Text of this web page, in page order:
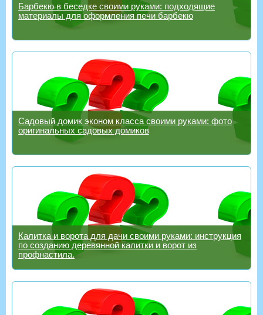
Барбекю в беседке своими руками: подходящие
материалы для оформления печи барбекю
Садовый домик эконом класса своими руками: фото
оригинальных садовых домиков
Калитка и ворота для дачи своими руками: инструкция
по созданию деревянной калитки и ворот из
профнастила.